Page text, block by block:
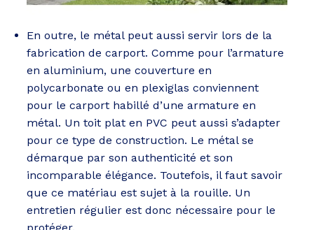
En outre, le métal peut aussi servir lors de la
fabrication de carport. Comme pour l’armature
en aluminium, une couverture en
polycarbonate ou en plexiglas conviennent
pour le carport habillé d’une armature en
métal. Un toit plat en PVC peut aussi s’adapter
pour ce type de construction. Le métal se
démarque par son authenticité et son
incomparable élégance. Toutefois, il faut savoir
que ce matériau est sujet à la rouille. Un
entretien régulier est donc nécessaire pour le